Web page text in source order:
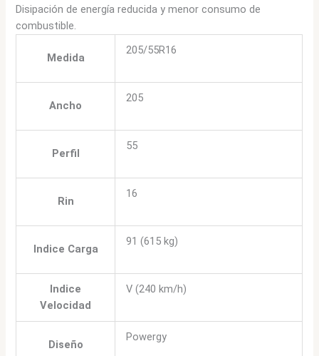
Disipación de energía reducida y menor consumo de
combustible.
Medida
205/55R16
Ancho
205
Perfil
55
Rin
16
Indice Carga
91 (615 kg)
Indice
Velocidad
V (240 km/h)
Diseño
Powergy